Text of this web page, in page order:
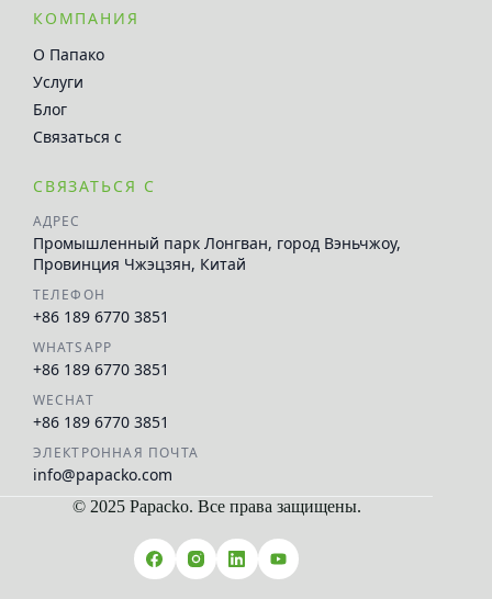
КОМПАНИЯ
О Папако
Услуги
Блог
Связаться с
СВЯЗАТЬСЯ С
АДРЕС
Промышленный парк Лонгван, город Вэньчжоу,
Провинция Чжэцзян, Китай
ТЕЛЕФОН
+86 189 6770 3851
WHATSAPP
+86 189 6770 3851
WECHAT
+86 189 6770 3851
ЭЛЕКТРОННАЯ ПОЧТА
info@papacko.com
© 2025 Papacko. Все права защищены.